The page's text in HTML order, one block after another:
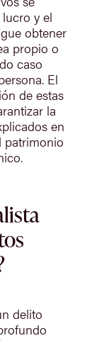
y el
obtener
propio o
caso
El
de estas
la
en
patrimonio
delito